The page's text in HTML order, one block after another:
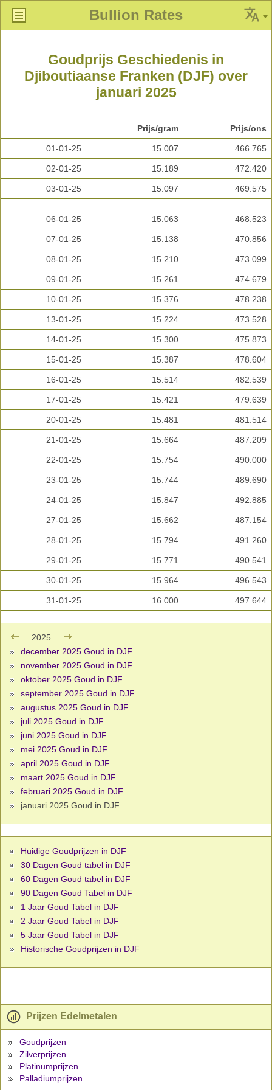
Bullion Rates
Goudprijs Geschiedenis in
Djiboutiaanse Franken (DJF) over
januari 2025
Prijs/gram Prijs/ons
01-01-25 15.007 466.765
02-01-25 15.189 472.420
03-01-25 15.097 469.575
06-01-25 15.063 468.523
07-01-25 15.138 470.856
08-01-25 15.210 473.099
09-01-25 15.261 474.679
10-01-25 15.376 478.238
13-01-25 15.224 473.528
14-01-25 15.300 475.873
15-01-25 15.387 478.604
16-01-25 15.514 482.539
17-01-25 15.421 479.639
20-01-25 15.481 481.514
21-01-25 15.664 487.209
22-01-25 15.754 490.000
23-01-25 15.744 489.690
24-01-25 15.847 492.885
27-01-25 15.662 487.154
28-01-25 15.794 491.260
29-01-25 15.771 490.541
30-01-25 15.964 496.543
31-01-25 16.000 497.644
2025
december 2025 Goud in DJF
november 2025 Goud in DJF
oktober 2025 Goud in DJF
september 2025 Goud in DJF
augustus 2025 Goud in DJF
juli 2025 Goud in DJF
juni 2025 Goud in DJF
mei 2025 Goud in DJF
april 2025 Goud in DJF
maart 2025 Goud in DJF
februari 2025 Goud in DJF
januari 2025 Goud in DJF
Huidige Goudprijzen in DJF
30 Dagen Goud tabel in DJF
60 Dagen Goud tabel in DJF
90 Dagen Goud Tabel in DJF
1 Jaar Goud Tabel in DJF
2 Jaar Goud Tabel in DJF
5 Jaar Goud Tabel in DJF
Historische Goudprijzen in DJF
Prijzen Edelmetalen
Goudprijzen
Zilverprijzen
Platinumprijzen
Palladiumprijzen